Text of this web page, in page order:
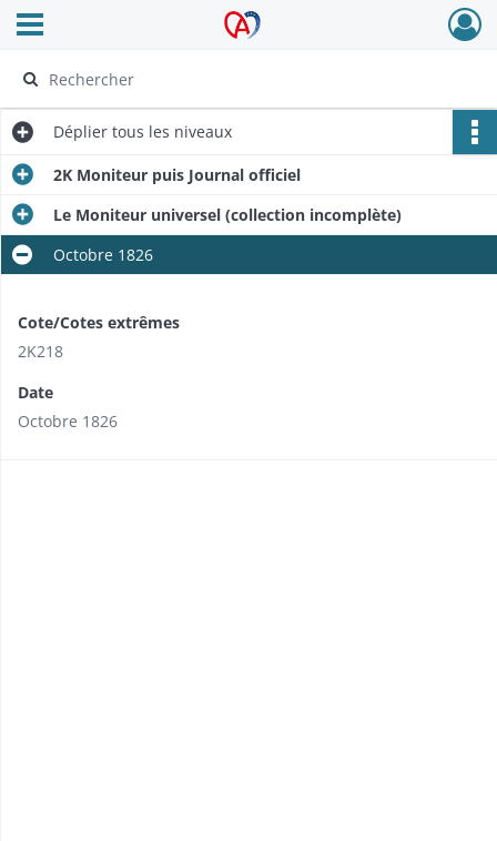
Archives Alsace - Colmar
Ouvrir le menu déroulant
Déplier tous les niveaux
2K Moniteur puis Journal officiel
Le Moniteur universel (collection incomplète)
Octobre 1826
Cote/Cotes extrêmes
2K218
Date
Octobre 1826